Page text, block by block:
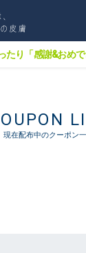
たり「感謝&おめで
現在配布中のクーポン